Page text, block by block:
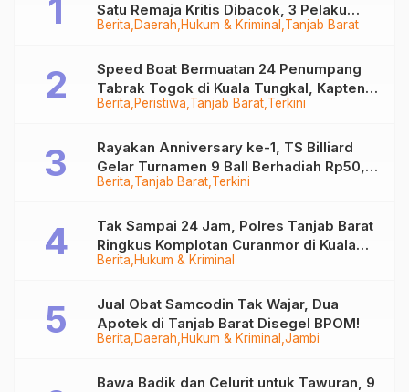
Berita Daerah Hukum & Kriminal Tanjab Barat
Satu Remaja Kritis Dibacok, 3 Pelaku
Ditangkap
Berita Peristiwa Tanjab Barat Terkini
Speed Boat Bermuatan 24 Penumpang
Tabrak Togok di Kuala Tungkal, Kapten
Sempat Hilang
Berita Tanjab Barat Terkini
Rayakan Anniversary ke-1, TS Billiard
Gelar Turnamen 9 Ball Berhadiah Rp50,8
Juta
Berita Hukum & Kriminal
Tak Sampai 24 Jam, Polres Tanjab Barat
Ringkus Komplotan Curanmor di Kuala
Tungkal
Berita Daerah Hukum & Kriminal Jambi
Jual Obat Samcodin Tak Wajar, Dua
Apotek di Tanjab Barat Disegel BPOM!
Bawa Badik dan Celurit untuk Tawuran, 9